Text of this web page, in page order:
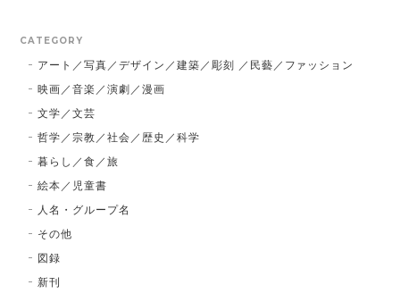
CATEGORY
アート／写真／デザイン／建築／彫刻 ／民藝／ファッション
映画／音楽／演劇／漫画
文学／文芸
哲学／宗教／社会／歴史／科学
暮らし／食／旅
絵本／児童書
人名・グループ名
その他
図録
新刊